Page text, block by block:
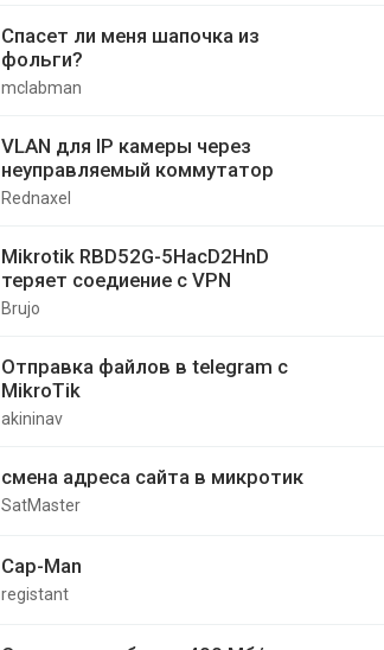
Спасет ли меня шапочка из
фольги?
mclabman
VLAN для IP камеры через
неуправляемый коммутатор
Rednaxel
Mikrotik RBD52G-5HacD2HnD
теряет соедиение с VPN
Brujo
Отправка файлов в telegram с
MikroTik
akininav
смена адреса сайта в микротик
SatMaster
Cap-Man
registant